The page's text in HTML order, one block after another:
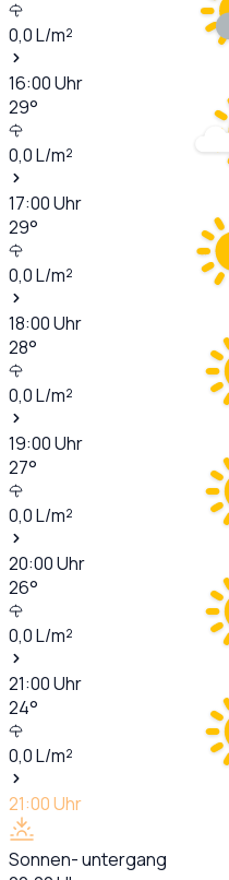
0,0L/m²
16:00Uhr
29°
0,0L/m²
17:00Uhr
29°
0,0L/m²
18:00Uhr
28°
0,0L/m²
19:00Uhr
27°
0,0L/m²
20:00Uhr
26°
0,0L/m²
21:00Uhr
24°
0,0L/m²
21:00Uhr
Sonnen- untergang